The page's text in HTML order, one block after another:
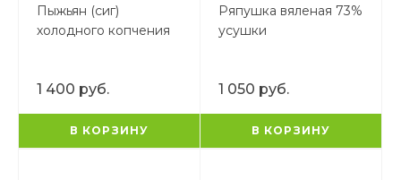
Пыжьян (сиг)
холодного копчения
1 400 руб.
В КОРЗИНУ
Ряпушка вяленая 73%
усушки
1 050 руб.
В КОРЗИНУ